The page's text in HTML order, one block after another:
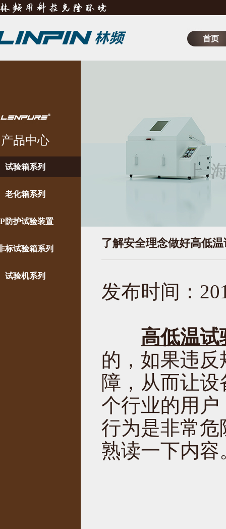
首页
产品中心
试验箱系列
老化箱系列
防护试验装置
标试验箱系列
试验机系列
了解安全理念做好高低
发布时间：
高低温试
的，如果违
障，从而让
个行业的用
行为是非常
熟读一下内容